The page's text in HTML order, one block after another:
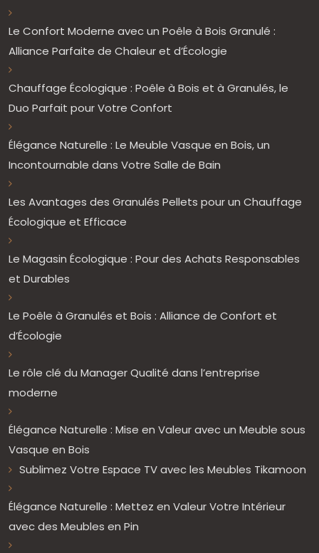
Le Confort Moderne avec un Poêle à Bois Granulé :
Alliance Parfaite de Chaleur et d’Écologie
Chauffage Écologique : Poêle à Bois et à Granulés, le
Duo Parfait pour Votre Confort
Élégance Naturelle : Le Meuble Vasque en Bois, un
Incontournable dans Votre Salle de Bain
Les Avantages des Granulés Pellets pour un Chauffage
Écologique et Efficace
Le Magasin Écologique : Pour des Achats Responsables
et Durables
Le Poêle à Granulés et Bois : Alliance de Confort et
d’Écologie
Le rôle clé du Manager Qualité dans l’entreprise
moderne
Élégance Naturelle : Mise en Valeur avec un Meuble sous
Vasque en Bois
Sublimez Votre Espace TV avec les Meubles Tikamoon
Élégance Naturelle : Mettez en Valeur Votre Intérieur
avec des Meubles en Pin